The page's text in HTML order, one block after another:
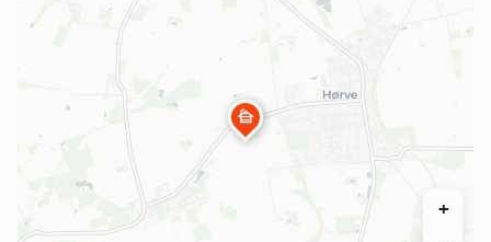
cabin
+